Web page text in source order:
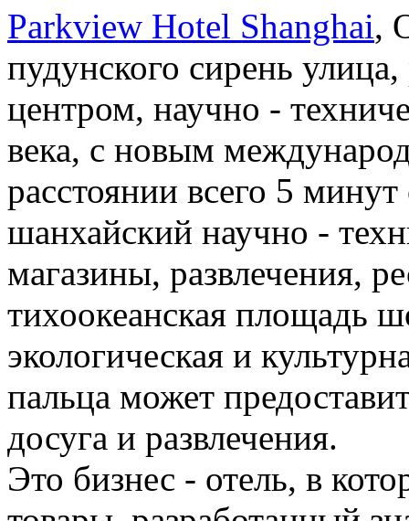
Parkview Hotel Shanghai,
пудунского сирень
центром, научно -
века, с новым
расстоянии всего 5
шанхайский научно -
магазины, развлечения,
тихоокеанская площадь
экологическая и
пальца может
досуга и развлечения.
Это бизнес - отель, в